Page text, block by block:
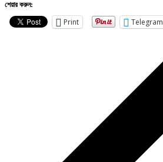
শেয়ার করুন:
Print Telegram